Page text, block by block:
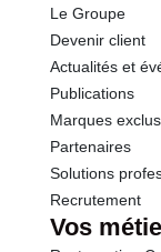
Le Groupe
Devenir client
Actualités et
Publications
Marques
Partenaires
Solutions
Recrutement
Vos